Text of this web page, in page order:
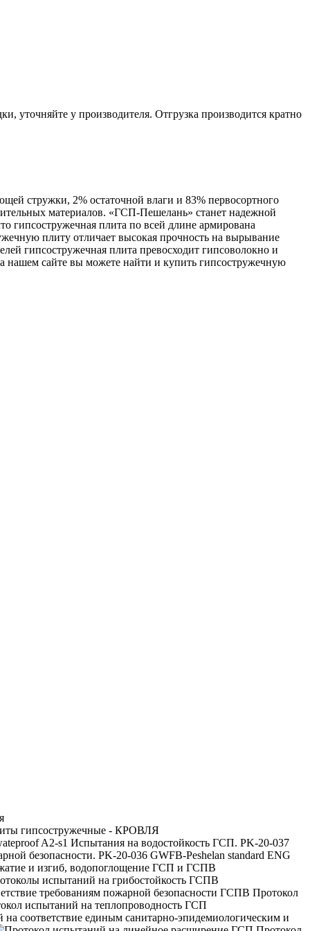
уточняйте у производителя. Отгрузка производится кратно
стружки, 2% остаточной влаги и 83% первосортного
материалов. «ГСП-Пешелань» станет надежной
гипсостружечная плита по всей длине армирована
плиту отличает высокая прочность на вырывание
гипсостружечная плита превосходит гипсоволокно и
нашем сайте вы можете найти и купить гипсостружечную
гипсостружечные - КРОВЛЯ
Испытания на водостойкость ГСП. PK-20-037
безопасности. PK-20-036 GWFB-Peshelan standard ENG
и изгиб, водопоглощение ГСП и ГСПВ
испытаний на грибостойкость ГСПВ
Протокол
испытаний на теплопроводность ГСП
соответствие единым санитарно-эпидемиологическим и